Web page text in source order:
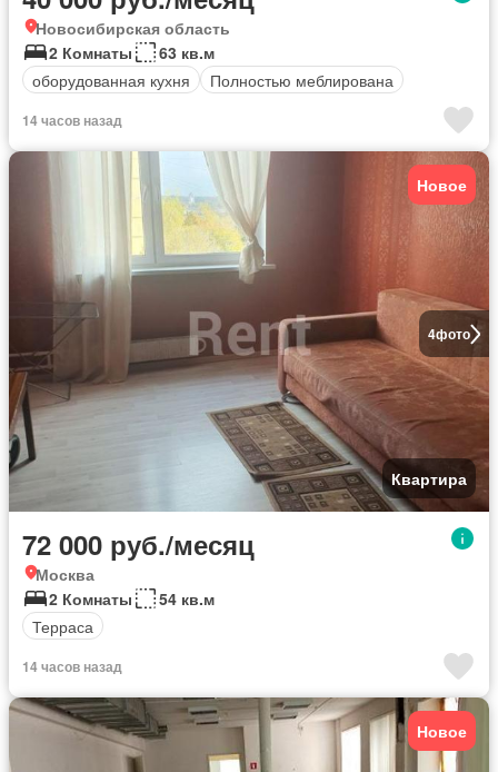
Новосибирская область
2 Комнаты
63 кв.м
оборудованная кухня
Полностью меблирована
14 часов назад
4фото
Новое
Квартира
72 000 руб./месяц
Москва
2 Комнаты
54 кв.м
Терраса
14 часов назад
Новое